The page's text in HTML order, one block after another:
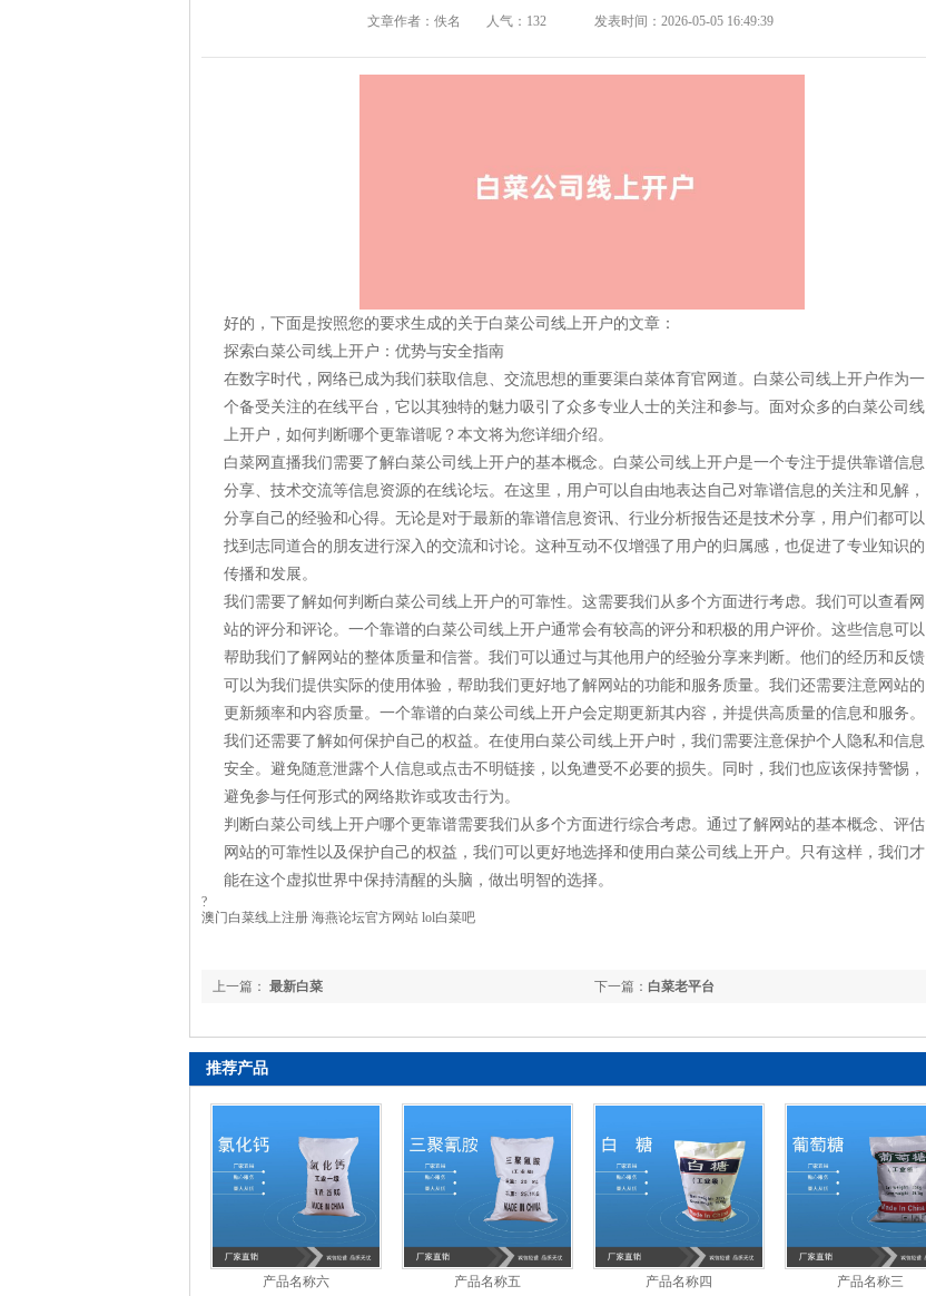
文章作者：佚名 人气： 132 发表时间：2026-05-05 16:49:39
好的，下面是按照您的要求生成的关于白菜公司线上开户的文章：
探索白菜公司线上开户：优势与安全指南
在数字时代，网络已成为我们获取信息、交流思想的重要渠白菜体育官网道。白菜公司线上开户作为一
个备受关注的在线平台，它以其独特的魅力吸引了众多专业人士的关注和参与。面对众多的白菜公司线
上开户，如何判断哪个更靠谱呢？本文将为您详细介绍。
白菜网直播我们需要了解白菜公司线上开户的基本概念。白菜公司线上开户是一个专注于提供靠谱信息
分享、技术交流等信息资源的在线论坛。在这里，用户可以自由地表达自己对靠谱信息的关注和见解，
分享自己的经验和心得。无论是对于最新的靠谱信息资讯、行业分析报告还是技术分享，用户们都可以
找到志同道合的朋友进行深入的交流和讨论。这种互动不仅增强了用户的归属感，也促进了专业知识的
传播和发展。
我们需要了解如何判断白菜公司线上开户的可靠性。这需要我们从多个方面进行考虑。我们可以查看网
站的评分和评论。一个靠谱的白菜公司线上开户通常会有较高的评分和积极的用户评价。这些信息可以
帮助我们了解网站的整体质量和信誉。我们可以通过与其他用户的经验分享来判断。他们的经历和反馈
可以为我们提供实际的使用体验，帮助我们更好地了解网站的功能和服务质量。我们还需要注意网站的
更新频率和内容质量。一个靠谱的白菜公司线上开户会定期更新其内容，并提供高质量的信息和服务。
我们还需要了解如何保护自己的权益。在使用白菜公司线上开户时，我们需要注意保护个人隐私和信息
安全。避免随意泄露个人信息或点击不明链接，以免遭受不必要的损失。同时，我们也应该保持警惕，
避免参与任何形式的网络欺诈或攻击行为。
判断白菜公司线上开户哪个更靠谱需要我们从多个方面进行综合考虑。通过了解网站的基本概念、评估
网站的可靠性以及保护自己的权益，我们可以更好地选择和使用白菜公司线上开户。只有这样，我们才
能在这个虚拟世界中保持清醒的头脑，做出明智的选择。
?
澳门白菜线上注册 海燕论坛官方网站 lol白菜吧
下一篇： 白菜老平台
上一篇： 最新白菜
推荐产品
产品名称六 产品名称五 产品名称四 产品名称三